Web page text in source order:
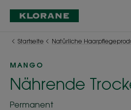
Startseite Natürliche
MANGO
Nährende
Permanent